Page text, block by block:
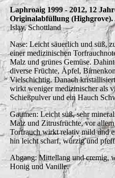
Laphroaig 1999 - 2012, 12
Originalabfüllung (Highgrove).
Islay, Schottland
Nase: Leicht säuerlich und süß,
einer medizinischen
Malz und grünes Gemüse.
diverse Früchte, Äpfel,
Vielschichtig. Danach
wirkt weniger medizinischer als
Schießpulver und ein Hauch
Gaumen: Leicht süß, sehr
Malz und Zitrusfrüchte, vor
Torfrauch wirkt relativ mild und
hin leicht scharf, würzig und
Abgang: Mittellang und cremig,
Honig und Vanille.